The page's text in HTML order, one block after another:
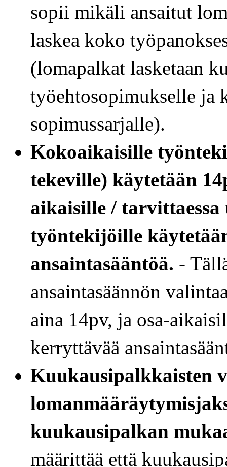
sopii mikäli ansaitut
laskea koko
(lomapalkat lasketaan
työehtosopimukselle ja
sopimussarjalle).
Kokoaikaisille
tekeville) käytetään
aikaisille /
työntekijöille
ansaintasääntöä. -
ansaintasäännön
aina 14pv, ja osa-
kerryttävää
Kuukausipalkkaisten
kuukausipalkan
määrittää että